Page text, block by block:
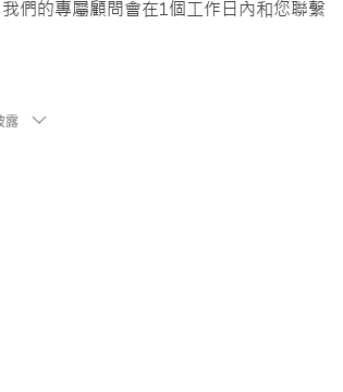
們的專屬顧問會在1個工作日內和您聯繫
露